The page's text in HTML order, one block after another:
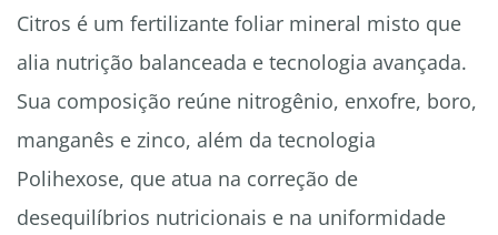
Citros é um fertilizante foliar mineral misto que
alia nutrição balanceada e tecnologia avançada.
Sua composição reúne nitrogênio, enxofre, boro,
manganês e zinco, além da tecnologia
Polihexose, que atua na correção de
desequilíbrios nutricionais e na uniformidade